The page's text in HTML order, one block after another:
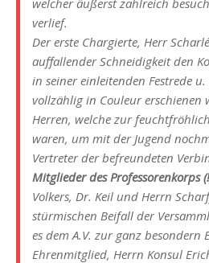
welcher äußerst zahlreich
verlief.
Der erste Chargierte, Herr
auffallender Schneidigkeit den
in seiner einleitenden Festrede
vollzählig in Couleur erschienen
Herren, welche zur
waren, um mit der Jugend
Vertreter der befreundeten
Mitglieder des Professorenkorps
Volkers, Dr. Keil und Herrn
stürmischen Beifall der
es dem A.V. zur ganz besondern
Ehrenmitglied, Herrn Konsul